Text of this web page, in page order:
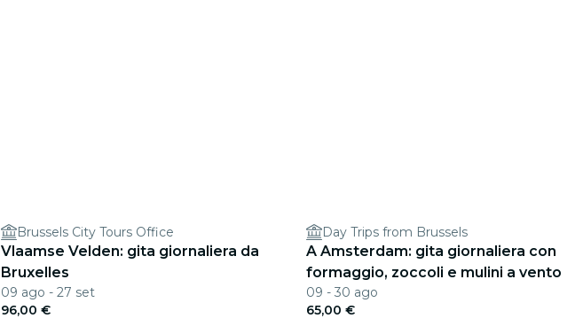
Brussels City Tours Office
Vlaamse Velden: gita giornaliera da
Bruxelles
09 ago - 27 set
96,00 €
Day Trips from Brussels
A Amsterdam: gita giornaliera con
formaggio, zoccoli e mulini a vento
09 - 30 ago
65,00 €